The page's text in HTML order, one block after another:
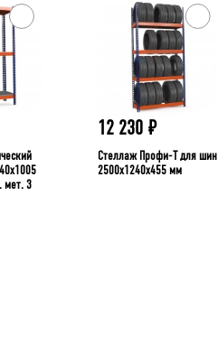
мет. 3
12 230 ₽
Стеллаж Профи-Т для шин
2500x1240x455 мм